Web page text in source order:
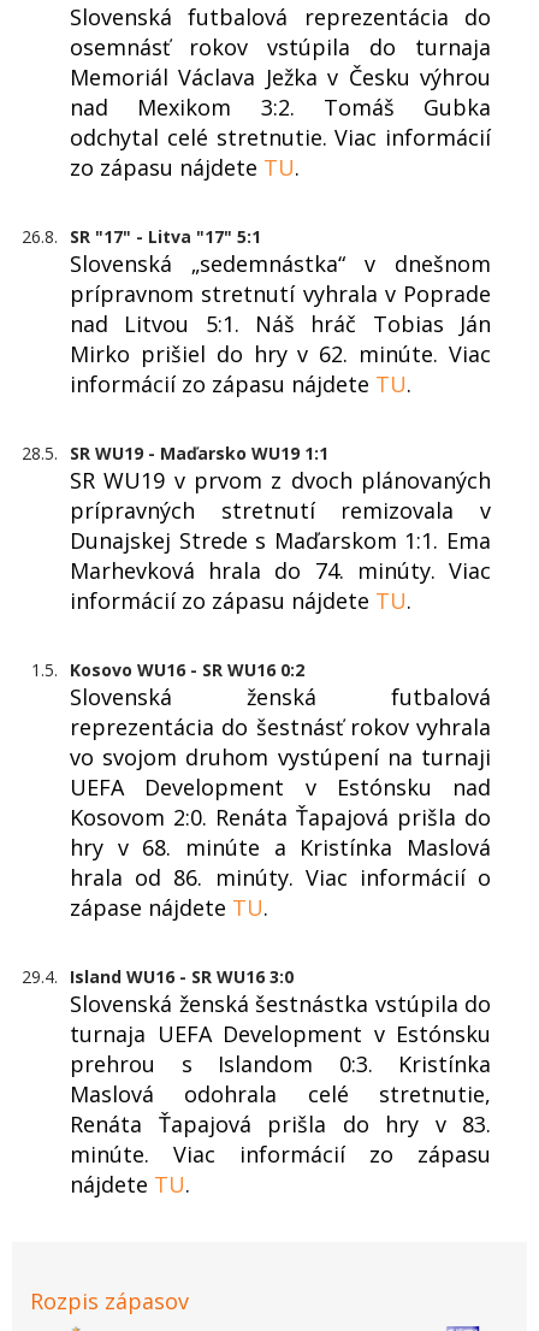
Slovenská futbalová reprezentácia do
osemnásť rokov vstúpila do turnaja
Memoriál Václava Ježka v Česku výhrou
nad Mexikom 3:2. Tomáš Gubka
odchytal celé stretnutie. Viac informácií
zo zápasu nájdete TU.
26.8. SR "17" - Litva "17" 5:1
Slovenská „sedemnástka“ v dnešnom
prípravnom stretnutí vyhrala v Poprade
nad Litvou 5:1. Náš hráč Tobias Ján
Mirko prišiel do hry v 62. minúte. Viac
informácií zo zápasu nájdete TU.
28.5. SR WU19 - Maďarsko WU19 1:1
SR WU19 v prvom z dvoch plánovaných
prípravných stretnutí remizovala v
Dunajskej Strede s Maďarskom 1:1. Ema
Marhevková hrala do 74. minúty. Viac
informácií zo zápasu nájdete TU.
1.5. Kosovo WU16 - SR WU16 0:2
Slovenská ženská futbalová
reprezentácia do šestnásť rokov vyhrala
vo svojom druhom vystúpení na turnaji
UEFA Development v Estónsku nad
Kosovom 2:0. Renáta Ťapajová prišla do
hry v 68. minúte a Kristínka Maslová
hrala od 86. minúty. Viac informácií o
zápase nájdete TU.
29.4. Island WU16 - SR WU16 3:0
Slovenská ženská šestnástka vstúpila do
turnaja UEFA Development v Estónsku
prehrou s Islandom 0:3. Kristínka
Maslová odohrala celé stretnutie,
Renáta Ťapajová prišla do hry v 83.
minúte. Viac informácií zo zápasu
nájdete TU.
Rozpis zápasov